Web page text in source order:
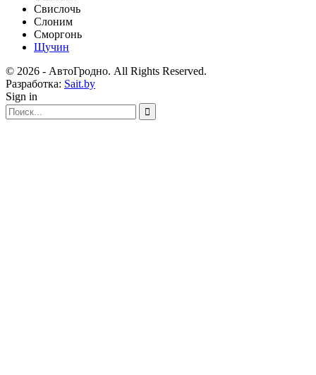
Свислочь
Слоним
Сморгонь
Щучин
© 2026 - АвтоГродно. All Rights Reserved.
Разработка: Sait.by
Sign in